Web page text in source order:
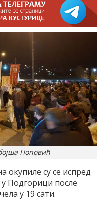
Поповић
окупиле су се испред
Подгорици после
у 19 сати.